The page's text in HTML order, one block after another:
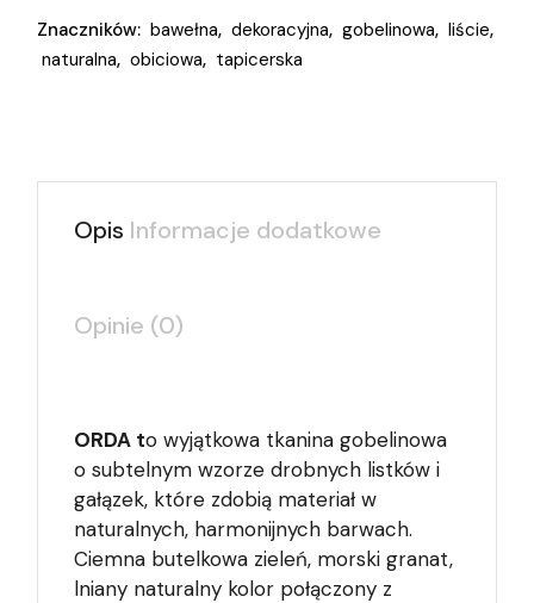
Znaczników: bawełna, dekoracyjna, gobelinowa, liście,
naturalna, obiciowa, tapicerska
Opis Informacje dodatkowe
Opinie (0)
ORDA to wyjątkowa tkanina gobelinowa
o subtelnym wzorze drobnych listków i
gałązek, które zdobią materiał w
naturalnych, harmonijnych barwach.
Ciemna butelkowa zieleń, morski granat,
lniany naturalny kolor połączony z